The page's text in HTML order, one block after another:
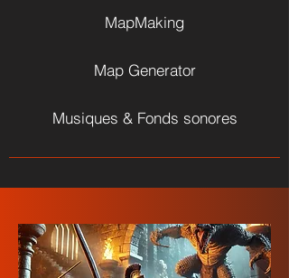
MapMaking
Map Generator
Musiques & Fonds sonores